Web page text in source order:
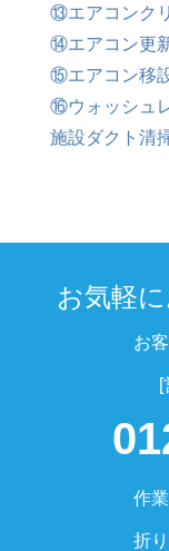
⑬エアコンク
⑭エアコン更
⑮エアコン移
⑯ウォッシュ
施設ダクト清
お気軽
お
[
作
折